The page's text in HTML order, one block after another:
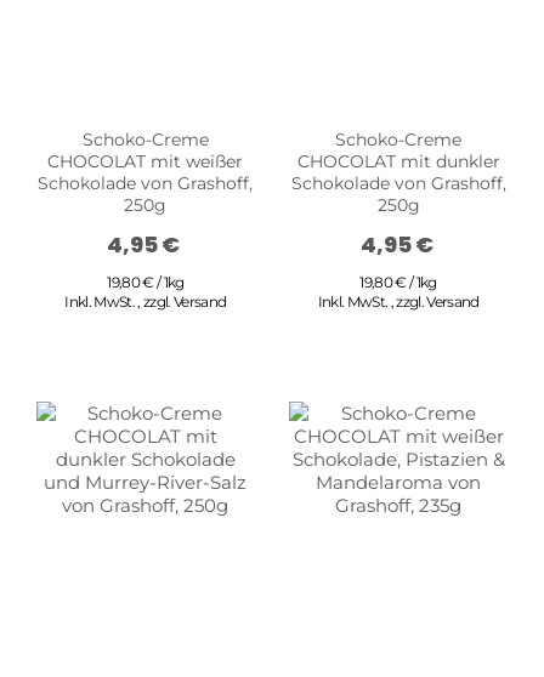
Schoko-Creme
CHOCOLAT mit weißer
Schokolade von Grashoff,
250g
4,95 €
19,80 € / 1kg
Inkl. MwSt.,zzgl.Versand
Schoko-Creme
CHOCOLAT mit dunkler
Schokolade von Grashoff,
250g
4,95 €
19,80 € / 1kg
Inkl. MwSt. ,zzgl.Versand